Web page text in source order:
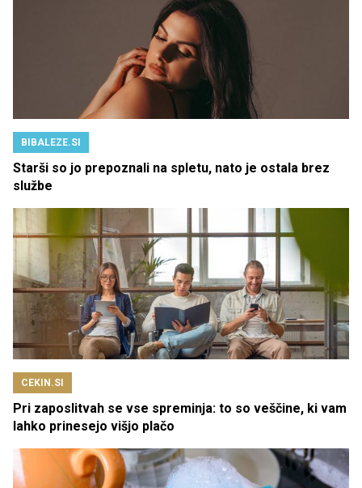
BIBALEZE.SI
Starši so jo prepoznali na spletu, nato je ostala brez
službe
CEKIN.SI
Pri zaposlitvah se vse spreminja: to so veščine, ki vam
lahko prinesejo višjo plačo